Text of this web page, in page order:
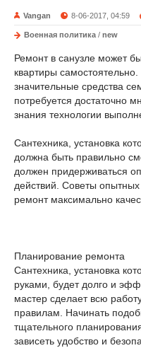
Vangan 8-06-2017, 04:59
Военная политика / new
Ремонт в санузле может
квартиры
значительные средства
потребуется достаточно
знания технологии
Сантехника, установка
должна быть правильно
должен придерживаться
действий. Советы опытных
ремонт максимально
Планирование ремонта
Сантехника, установка
руками, будет долго и
мастер сделает всю
правилам. Начинать
тщательного
зависеть удобство и